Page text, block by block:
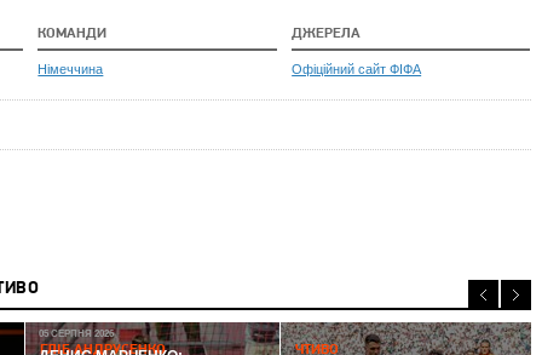
КОМАНДИ
Німеччина
ДЖЕРЕЛА
Офіційний сайт ФІФА
ГЛІБ АНДРУСЕНКО
05 СЕРПНЯ 2026
ЧТИВО